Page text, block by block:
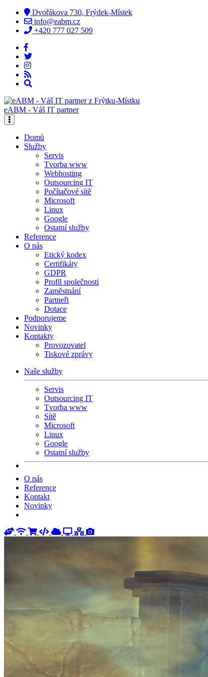
Dvořákova 730, Frýdek-Místek
info@eabm.cz
+420 777 027 509
eABM - Váš IT partner
Domů
Služby
Servis
Tvorba www
Webhosting
Outsourcing IT
Počítačové sítě
Microsoft
Linux
Google
Ostatní služby
Reference
O nás
Etický kodex
Certifikáty
GDPR
Profil společnosti
Zaměstnání
Partneři
Dotace
Podporujeme
Novinky
Kontakty
Provozovatel
Tiskové zprávy
Naše služby
Servis
Outsourcing IT
Tvorba www
Sítě
Microsoft
Linux
Google
Ostatní služby
O nás
Reference
Kontakt
Novinky